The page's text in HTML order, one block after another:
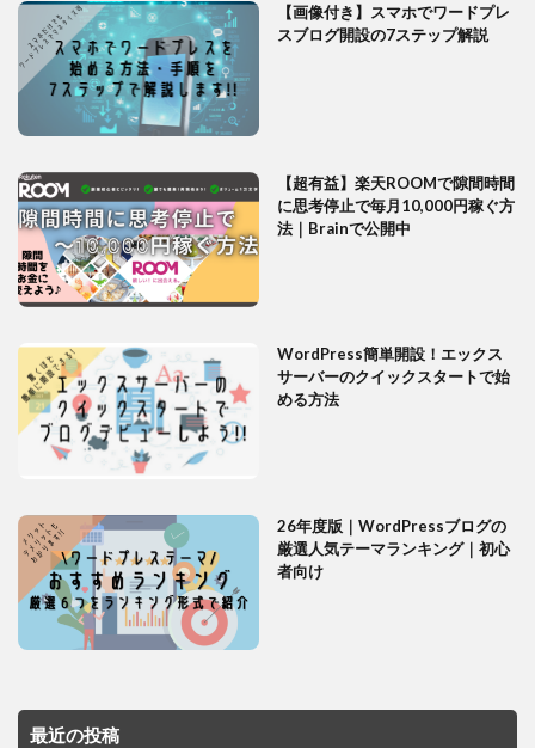
【画像付き】スマホでワードプレ
スブログ開設の7ステップ解説
【超有益】楽天ROOMで隙間時間
に思考停止で毎月10,000円稼ぐ方
法｜Brainで公開中
WordPress簡単開設！エックス
サーバーのクイックスタートで始
める方法
26年度版｜WordPressブログの
厳選人気テーマランキング｜初心
者向け
最近の投稿